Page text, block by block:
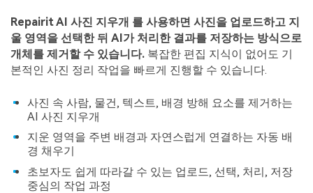
Repairit AI 사진 지우개 를 사용하면 사진을 업로드하고 지
울 영역을 선택한 뒤 AI가 처리한 결과를 저장하는 방식으로
개체를 제거할 수 있습니다. 복잡한 편집 지식이 없어도 기
본적인 사진 정리 작업을 빠르게 진행할 수 있습니다.
사진 속 사람, 물건, 텍스트, 배경 방해 요소를 제거하는
AI 사진 지우개
지운 영역을 주변 배경과 자연스럽게 연결하는 자동 배
경 채우기
초보자도 쉽게 따라갈 수 있는 업로드, 선택, 처리, 저장
중심의 작업 과정